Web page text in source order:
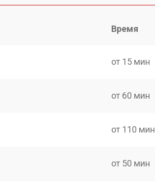
Время
от 15 мин
от 60 мин
от 110 мин
от 50 мин